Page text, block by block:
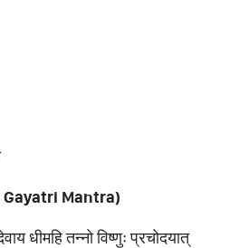
Mantra)
धीमहि तन्नो विष्णुः प्रचोदयात्